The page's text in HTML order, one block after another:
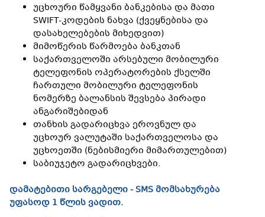
უცხოური წამყვანი ბანკებისა და მათი
SWIFT-კოდების ნახვა (ქვეყნებისა და
დასახელებების მიხედვით)
მიმოწერის წარმოება ბანკთან
საქართველოში არსებული მობილური
ტელეფონის ოპერატორების ქსელში
ჩართული მობილური ტელეფონის
ნომერზე ბალანსის შევსება პირადი
ანგარიშებიდან
თანხის გადარიცხვა ეროვნულ და
უცხოურ ვალუტაში საქართველოსა და
უცხოეთში (ნებისმიერი მიმართულებით)
საბიუჯეტო გადარიცხვები.
დამატებითი სარგებელი - SMS მომსახურება
უფასოდ 1 წლის ვადით.